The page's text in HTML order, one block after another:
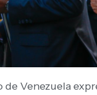
Venezuela